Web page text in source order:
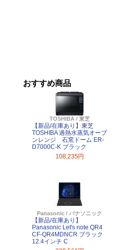
おすすめ商品
TOSHIBA / 東芝
【新品/在庫あり】東芝
TOSHIBA 過熱水蒸気オーブ
ンレンジ 石窯ドーム ER-
D7000C-K ブラック
108,235円
Panasonic / パナソニック
【新品/在庫あり】
Panasonic Let's note QR4
CF-QR4MDNCR ブラック
12.4インチ C